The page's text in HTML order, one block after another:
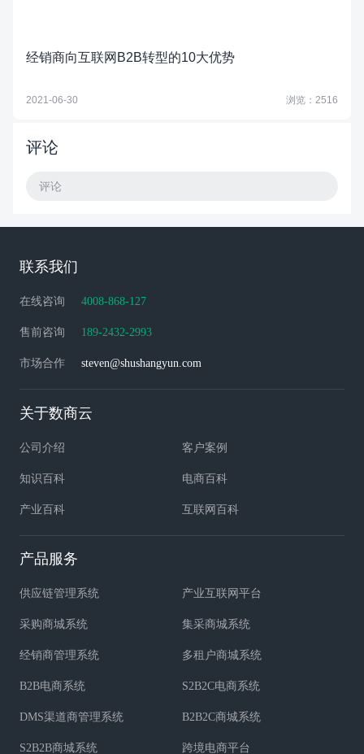
经销商向互联网B2B转型的10大优势
2021-06-30 浏览：2516
评论
评论
联系我们
在线咨询 4008-868-127
售前咨询 189-2432-2993
市场合作 steven@shushangyun.com
关于数商云
公司介绍 客户案例
知识百科 电商百科
产业百科 互联网百科
产品服务
供应链管理系统 产业互联网平台
采购商城系统 集采商城系统
经销商管理系统 多租户商城系统
B2B电商系统 S2B2C电商系统
DMS渠道商管理系统 B2B2C商城系统
S2B2B商城系统 跨境电商平台